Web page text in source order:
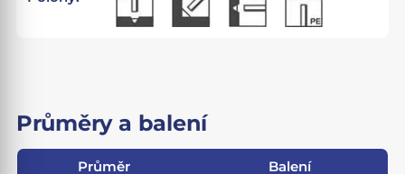
Průměry a balení
Průměr Balení